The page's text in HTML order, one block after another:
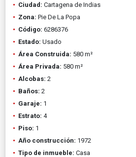
Ciudad: Cartagena de Indias
Zona: Pie De La Popa
Código: 6286376
Estado: Usado
Área Construida: 580 m²
Área Privada: 580 m²
Alcobas: 2
Baños: 2
Garaje: 1
Estrato: 4
Piso: 1
Año construcción: 1972
Tipo de inmueble: Casa